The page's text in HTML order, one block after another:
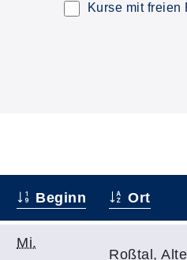
Kurse mit freien
Beginn Ort
Mi.
Roßtal,